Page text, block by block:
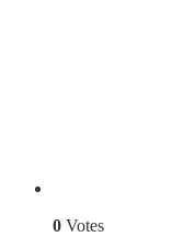
0 Votes